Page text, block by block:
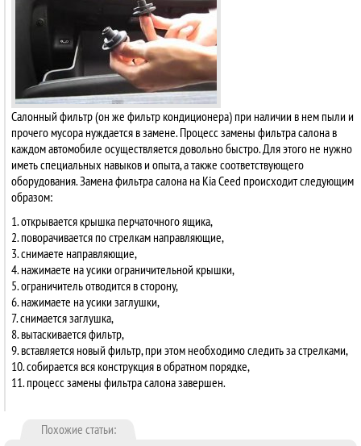
Салонный фильтр (он же фильтр кондиционера) при наличии в нем пыли и
прочего мусора нуждается в замене. Процесс замены фильтра салона в
каждом автомобиле осуществляется довольно быстро. Для этого не нужно
иметь специальных навыков и опыта, а также соответствующего
оборудования. Замена фильтра салона на Kia Ceed происходит следующим
образом:
1. открывается крышка перчаточного ящика,
2. поворачивается по стрелкам направляющие,
3. снимаете направляющие,
4. нажимаете на усики ограничительной крышки,
5. ограничитель отводится в сторону,
6. нажимаете на усики заглушки,
7. снимается заглушка,
8. вытаскивается фильтр,
9. вставляется новый фильтр, при этом необходимо следить за стрелками,
10. собирается вся конструкция в обратном порядке,
11. процесс замены фильтра салона завершен.
Похожие статьи: